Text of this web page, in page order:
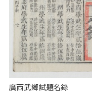
廣西武鄉試題名錄